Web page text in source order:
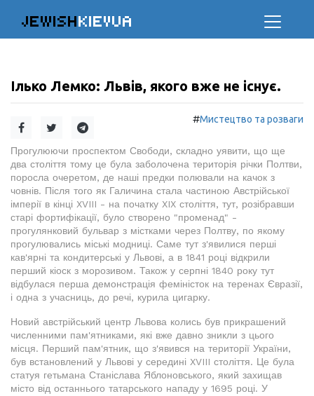
JEWISHKIEVUA
Ілько Лемко: Львів, якого вже не існує.
#Мистецтво та розваги
Прогулюючи проспектом Свободи, складно уявити, що ще
два століття тому це була заболочена територія річки Полтви,
поросла очеретом, де наші предки полювали на качок з
човнів. Після того як Галичина стала частиною Австрійської
імперії в кінці XVIII - на початку XIX століття, тут, розібравши
старі фортифікації, було створено "променад" -
прогулянковий бульвар з містками через Полтву, по якому
прогулювались міські модниці. Саме тут з'явилися перші
кав'ярні та кондитерські у Львові, а в 1841 році відкрили
перший кіоск з морозивом. Також у серпні 1840 року тут
відбулася перша демонстрація феміністок на теренах Євразії,
і одна з учасниць, до речі, курила цигарку.
Новий австрійський центр Львова колись був прикрашений
численними пам'ятниками, які вже давно зникли з цього
місця. Перший пам'ятник, що з'явився на території України,
був встановлений у Львові у середині XVIII століття. Це була
статуя гетьмана Станіслава Яблоновського, який захищав
місто від останнього татарського нападу у 1695 році. У